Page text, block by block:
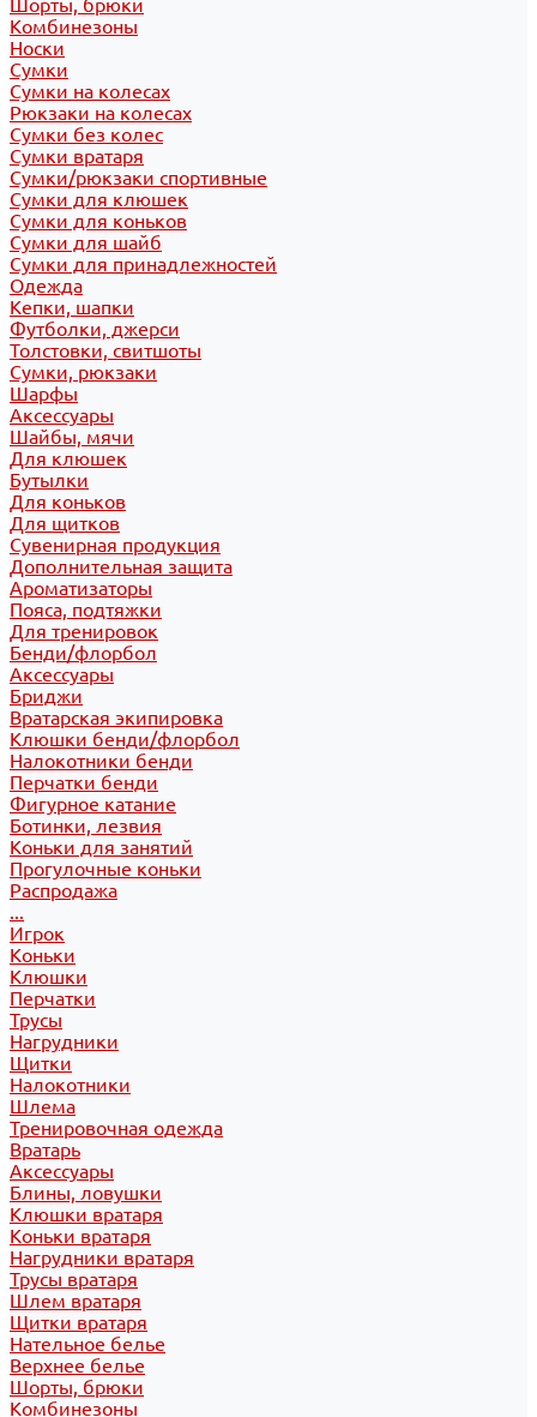
Шорты, брюки
Комбинезоны
Носки
Сумки
Сумки на колесах
Рюкзаки на колесах
Сумки без колес
Сумки вратаря
Сумки/рюкзаки спортивные
Сумки для клюшек
Сумки для коньков
Сумки для шайб
Сумки для принадлежностей
Одежда
Кепки, шапки
Футболки, джерси
Толстовки, свитшоты
Сумки, рюкзаки
Шарфы
Аксессуары
Шайбы, мячи
Для клюшек
Бутылки
Для коньков
Для щитков
Сувенирная продукция
Дополнительная защита
Ароматизаторы
Пояса, подтяжки
Для тренировок
Бенди/флорбол
Аксессуары
Бриджи
Вратарская экипировка
Клюшки бенди/флорбол
Налокотники бенди
Перчатки бенди
Фигурное катание
Ботинки, лезвия
Коньки для занятий
Прогулочные коньки
Распродажа
...
Игрок
Коньки
Клюшки
Перчатки
Трусы
Нагрудники
Щитки
Налокотники
Шлема
Тренировочная одежда
Вратарь
Аксессуары
Блины, ловушки
Клюшки вратаря
Коньки вратаря
Нагрудники вратаря
Трусы вратаря
Шлем вратаря
Щитки вратаря
Нательное белье
Верхнее белье
Шорты, брюки
Комбинезоны